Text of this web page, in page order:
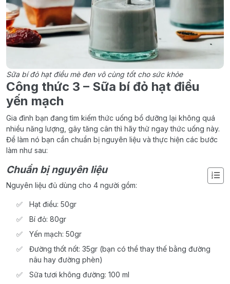
Sữa bí đỏ hạt điều mè đen vô cùng tốt cho sức khỏe
Công thức 3 – Sữa bí đỏ hạt điều
yến mạch
Gia đình bạn đang tìm kiếm thức uống bổ dưỡng lại không quá
nhiều năng lượng, gây tăng cân thì hãy thử ngay thức uống này.
Để làm nó bạn cần chuẩn bị nguyên liệu và thực hiện các bước
làm như sau:
Chuẩn bị nguyên liệu
Nguyên liệu đủ dùng cho 4 người gồm:
Hạt điều: 50gr
Bí đỏ: 80gr
Yến mạch: 50gr
Đường thốt nốt: 35gr (bạn có thể thay thế bằng đường
nâu hay đường phèn)
Sữa tươi không đường: 100 ml